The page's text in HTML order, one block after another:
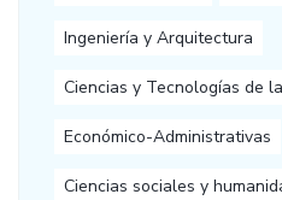
Ingeniería y Arquitectura
Ciencias y Tecnologías de
Económico-Administrativas
Ciencias sociales y